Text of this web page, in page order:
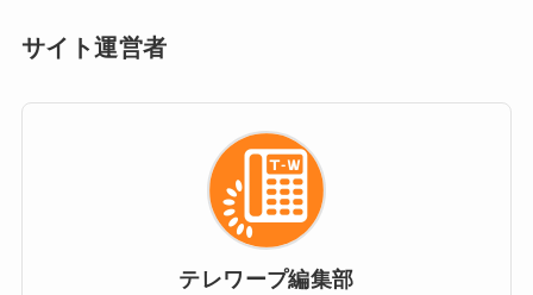
サイト運営者
テレワープ編集部